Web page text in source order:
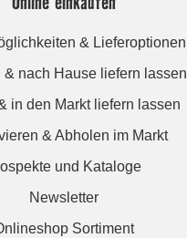
& Lieferoptionen
& nach Hause liefern lassen
in den Markt liefern lassen
& Abholen im Markt
und Kataloge
Newsletter
Sortiment